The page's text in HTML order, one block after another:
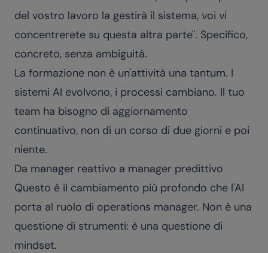
del vostro lavoro la gestirà il sistema, voi vi
concentrerete su questa altra parte". Specifico,
concreto, senza ambiguità.
La formazione non è un'attività una tantum. I
sistemi AI evolvono, i processi cambiano. Il tuo
team ha bisogno di aggiornamento
continuativo, non di un corso di due giorni e poi
niente.
Da manager reattivo a manager predittivo
Questo è il cambiamento più profondo che l'AI
porta al ruolo di operations manager. Non è una
questione di strumenti: è una questione di
mindset.